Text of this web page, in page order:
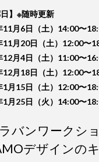
日】※随時更新
11月6日（土）14:00〜
11月20日（土）12:00
12月4日（土）11:00〜
12月18日（土）12:00
1月15日（土）12:00〜
1月25日（火）14:00〜
バンワークシ
デザインの